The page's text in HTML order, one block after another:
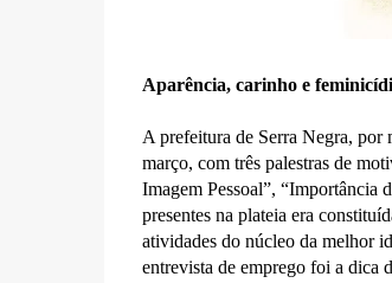
Aparência, carinho e
A prefeitura de Serra Negra,
março, com três palestras de
Imagem Pessoal”, “Importância
presentes na plateia era
atividades do núcleo da melhor
entrevista de emprego foi a dica